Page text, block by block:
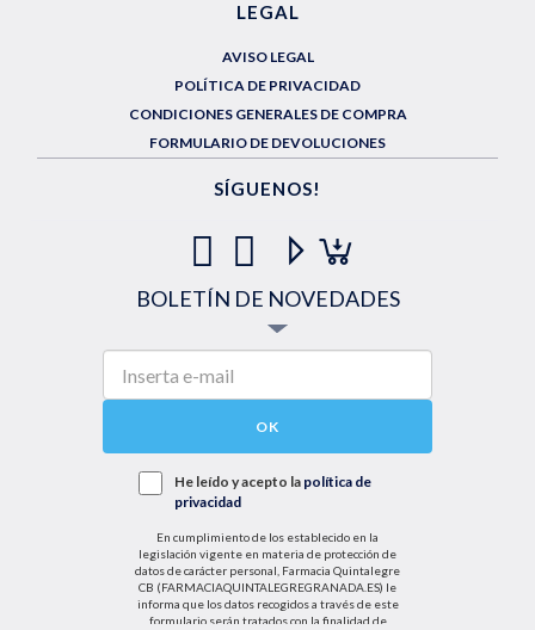
LEGAL
AVISO LEGAL
POLÍTICA DE PRIVACIDAD
CONDICIONES GENERALES DE COMPRA
FORMULARIO DE DEVOLUCIONES
SÍGUENOS!
BOLETÍN DE NOVEDADES
OK
He leído y acepto la política de
privacidad
En cumplimiento de los establecido en la
legislación vigente en materia de protección de
datos de carácter personal, Farmacia Quintalegre
CB (FARMACIAQUINTALEGREGRANADA.ES) le
informa que los datos recogidos a través de este
formulario serán tratados con la finalidad de